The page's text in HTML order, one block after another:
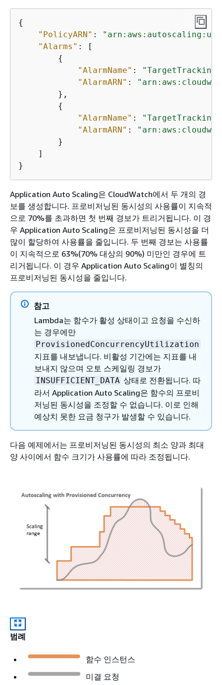
{
"PolicyARN" :
"arn:aws:autoscaling:us-
"Alarms" : [
{
"AlarmName" :
"TargetTracking-
"AlarmARN" :
        },
{
"AlarmName" :
"TargetTracking-
"AlarmARN" :
        }
    ]
}
Application Auto Scaling은 CloudWatch에서 두 개의 경
보를 생성합니다. 프로비저닝된 동시성의 사용률이 지속적
으로 70%를 초과하면 첫 번째 경보가 트리거됩니다. 이 경
우 Application Auto Scaling은 프로비저닝된 동시성을 더
많이 할당하여 사용률을 줄입니다. 두 번째 경보는 사용률
이 지속적으로 63%(70% 대상의 90%) 미만인 경우에 트
리거됩니다. 이 경우 Application Auto Scaling이 별칭의
프로비저닝된 동시성을 줄입니다.
참고
Lambda는 함수가 활성 상태이고 요청을 수신하
는 경우에만
ProvisionedConcurrencyUtilization
지표를 내보냅니다. 비활성 기간에는 지표를 내
보내지 않으며 오토 스케일링 경보가
INSUFFICIENT_DATA 상태로 전환됩니다. 따
라서 Application Auto Scaling은 함수의 프로비
저닝된 동시성을 조정할 수 없습니다. 이로 인해
예상치 못한 요금 청구가 발생할 수 있습니다.
다음 예제에서는 프로비저닝된 동시성의 최소 양과 최대
양 사이에서 함수 크기가 사용률에 따라 조정됩니다.
범례
함수 인스턴스
미결 요청